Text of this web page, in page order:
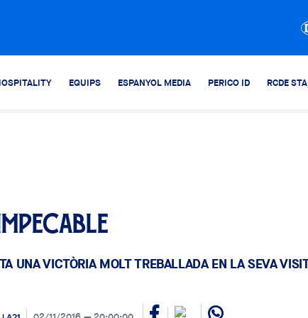
EQUIPS ESPANYOL MEDIA PERICO ID RCDE
UNA VICTÒRIA MOLT TREBALLADA EN LA SEVA